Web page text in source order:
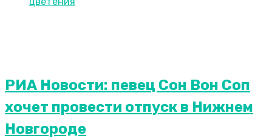
РИА Новости: певец Сон Вон Соп
хочет провести отпуск в Нижнем
Новгороде